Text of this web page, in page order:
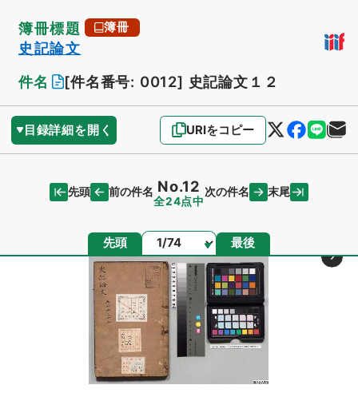
簿冊標題 簿冊
史記論文
件名
[件名番号: 0012] 史記論文１２
目録詳細を開く URIをコピー
先頭 前の件名 No.12
全24点中
次の件名 末尾
先頭 ページ 最後